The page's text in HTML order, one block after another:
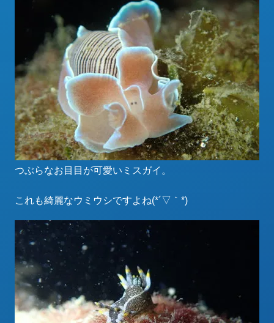
つぶらなお目目が可愛いミスガイ。
これも綺麗なウミウシですよね(*´▽｀*)